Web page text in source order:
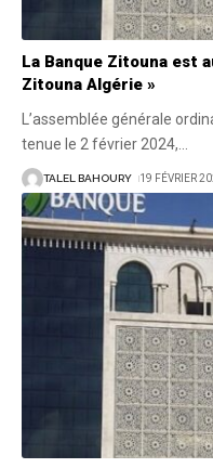
La Banque Zitouna est
Zitouna Algérie »
L’assemblée générale
tenue le 2 février 2024,
TALEL BAHOURY 19 FÉVRIER